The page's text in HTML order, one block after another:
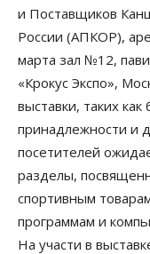
и Поставщиков
России (АПКОР),
марта зал №12,
«Крокус Экспо»,
выставки, таких
принадлежности и
посетителей
разделы,
спортивным
программам и
На участи в